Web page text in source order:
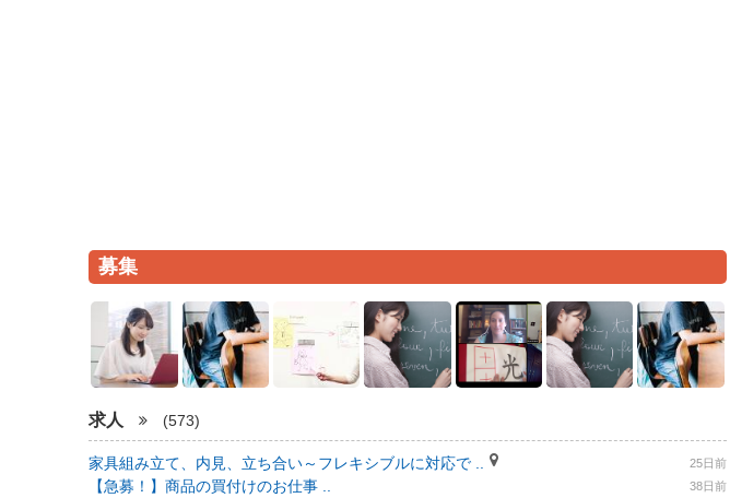
募集
求人 (573)
家具組み立て、内見、立ち合い～フレキシブルに対応で .. 25日前
【急募！】商品の買付けのお仕事 .. 38日前